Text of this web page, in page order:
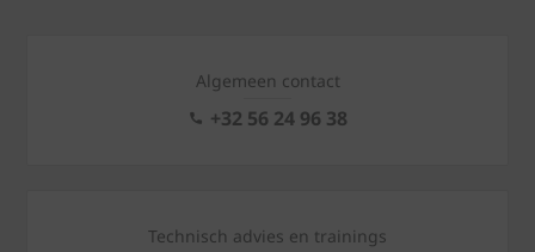
Algemeen contact
+32 56 24 96 38
Technisch advies en trainings